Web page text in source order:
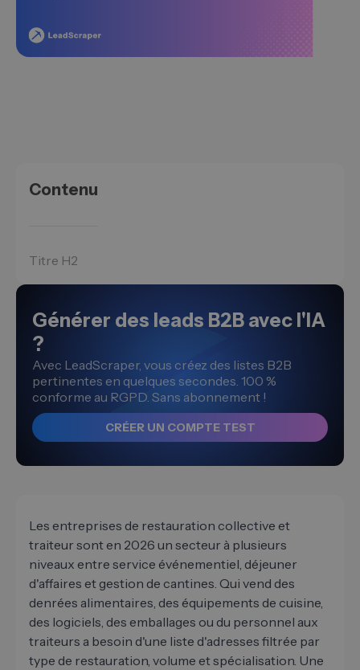
Contenu
Titre H2
Générer des leads B2B avec l'IA
?
Avec LeadScraper, vous créez des listes B2B
pertinentes en quelques secondes. 100 %
conforme au RGPD. Sans abonnement !
CRÉER UN COMPTE TEST
Les entreprises de restauration collective et
traiteur sont en 2026 un secteur à plusieurs
niveaux entre service événementiel, déjeuner
d'affaires et gestion de cantines. Qui vend des
denrées alimentaires, des équipements de cuisine,
des logiciels, des emballages ou du personnel aux
traiteurs a besoin d'une liste d'adresses filtrée par
type de restauration, volume et spécialisation. Une